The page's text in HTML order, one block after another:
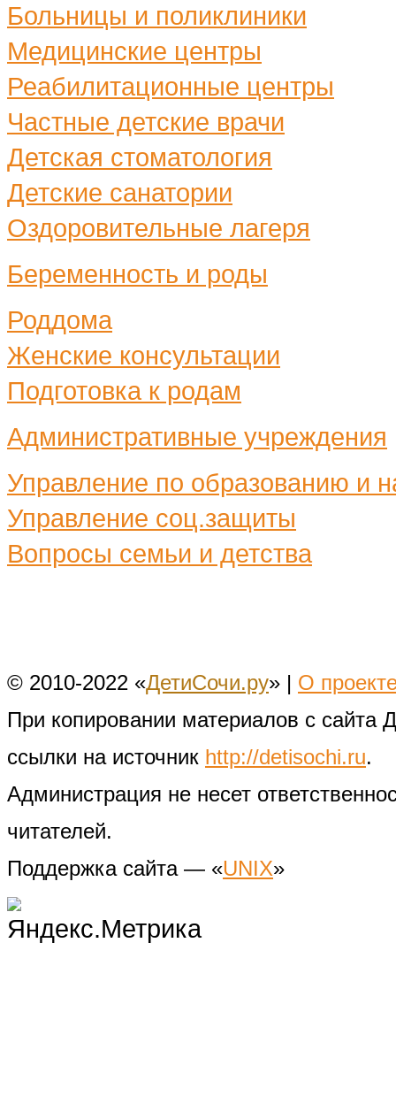
Больницы и поликлиники
Медицинские центры
Реабилитационные центры
Частные детские врачи
Детская стоматология
Детские санатории
Оздоровительные лагеря
Беременность и роды
Роддома
Женские консультации
Подготовка к родам
Административные учреждения
Управление по образованию и
Управление соц.защиты
Вопросы семьи и детства
© 2010-2022 «ДетиСочи.ру» | О
При копировании материалов с сайта
ссылки на источник http://detisochi.ru.
Администрация не несет
читателей.
Поддержка сайта — «UNIX»